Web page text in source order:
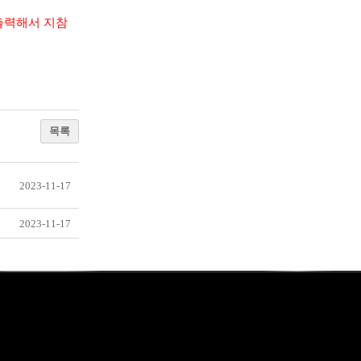
력해서 지참
목록
2023-11-17
2023-11-17